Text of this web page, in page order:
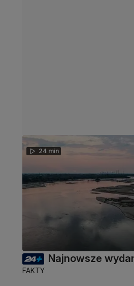
24 min
Najnowsze
FAKTY